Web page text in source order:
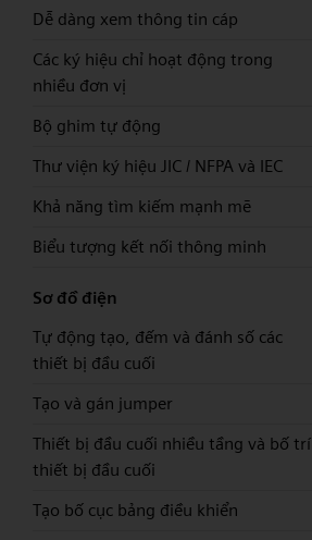
Dễ dàng xem thông tin cáp
Các ký hiệu chỉ hoạt động trong
nhiều đơn vị
Bộ ghim tự động
Thư viện ký hiệu JIC / NFPA và IEC
Khả năng tìm kiếm mạnh mẽ
Biểu tượng kết nối thông minh
Sơ đồ điện
Tự động tạo, đếm và đánh số các
thiết bị đầu cuối
Tạo và gán jumper
Thiết bị đầu cuối nhiều tầng và bố trí
thiết bị đầu cuối
Tạo bố cục bảng điều khiển